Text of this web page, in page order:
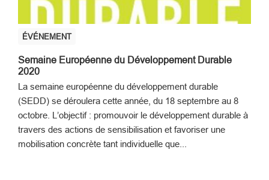
Semaine Européenne du Développement Durable
2020
La semaine européenne du développement durable
(SEDD) se déroulera cette année, du 18 septembre au 8
octobre. L’objectif : promouvoir le développement durable à
travers des actions de sensibilisation et favoriser une
mobilisation concrète tant individuelle que...
ÉVÉNEMENT